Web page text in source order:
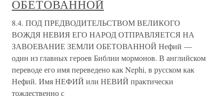
ОБЕТОВАННОЙ
8.4. ПОД ПРЕДВОДИТЕЛЬСТВОМ ВЕЛИКОГО
ВОЖДЯ НЕВИЯ ЕГО НАРОД ОТПРАВЛЯЕТСЯ НА
ЗАВОЕВАНИЕ ЗЕМЛИ ОБЕТОВАННОЙ Нефий —
один из главных героев Библии мормонов. В английском
переводе его имя переведено как Nephi, в русском как
Нефий. Имя НЕФИЙ или НЕВИЙ практически
тождественно с